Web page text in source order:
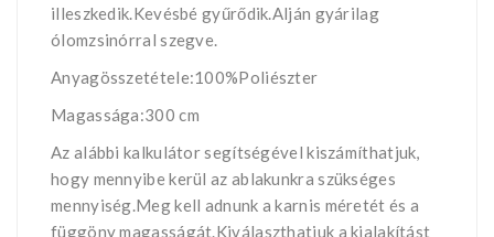
illeszkedik.Kevésbé gyűrődik.Alján gyárilag
ólomzsinórral szegve.
Anyagösszetétele:100%Poliészter
Magassága:300 cm
Az alábbi kalkulátor segítségével kiszámíthatjuk,
hogy mennyibe kerül az ablakunkra szükséges
mennyiség.Meg kell adnunk a karnis méretét és a
függöny magasságát.Kiválaszthatjuk a kialakítást